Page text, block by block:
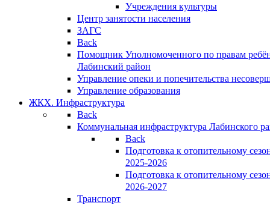
Учреждения культуры
Центр занятости населения
ЗАГС
Back
Помощник Уполномоченного по правам
Лабинский район
Управление опеки и попечительства
Управление образования
ЖКХ. Инфраструктура
Back
Коммунальная инфраструктура Лабинского
Back
Подготовка к отопительному
2025-2026
Подготовка к отопительному
2026-2027
Транспорт